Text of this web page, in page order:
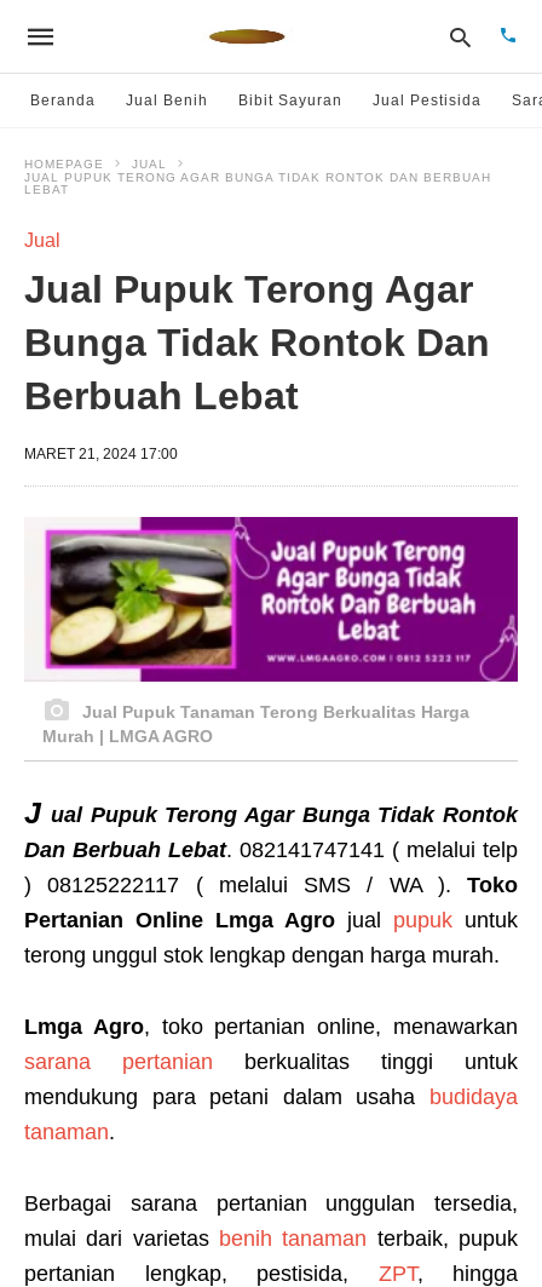
Beranda Jual Benih Bibit Sayuran Jual Pestisida
HOMEPAGE
JUAL
JUAL PUPUK TERONG AGAR BUNGA TIDAK RONTOK DAN BERBUAH
LEBAT
Jual
Jual Pupuk Terong Agar
Bunga Tidak Rontok Dan
Berbuah Lebat
MARET 21, 2024 17:00
Jual Pupuk Tanaman Terong Berkualitas Harga
Murah | LMGA AGRO
J ual Pupuk Terong Agar Bunga Tidak Rontok
Dan Berbuah Lebat. 082141747141 ( melalui telp
) 08125222117 ( melalui SMS / WA ). Toko
Pertanian Online Lmga Agro jual pupuk untuk
terong unggul stok lengkap dengan harga murah.
Lmga Agro, toko pertanian online, menawarkan
sarana pertanian berkualitas tinggi untuk
mendukung para petani dalam usaha budidaya
tanaman.
Berbagai sarana pertanian unggulan tersedia,
mulai dari varietas benih tanaman terbaik, pupuk
pertanian lengkap, pestisida, ZPT, hingga